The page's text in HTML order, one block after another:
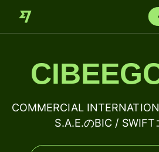
COMMERCIAL
S.A.E.のBIC / SWIFT